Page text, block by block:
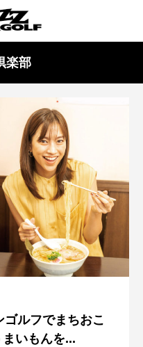
楽部
ルフでまちおこ
いもんを...